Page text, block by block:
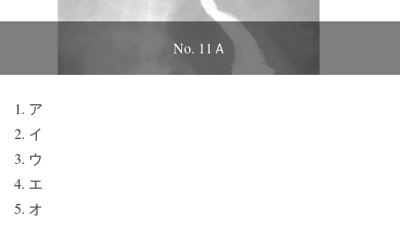
No. 11Ａ
ア
イ
ウ
エ
オ